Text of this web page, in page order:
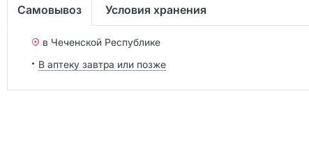
Самовывоз Условия хранения
в Чеченской Республике
В аптеку завтра или позже